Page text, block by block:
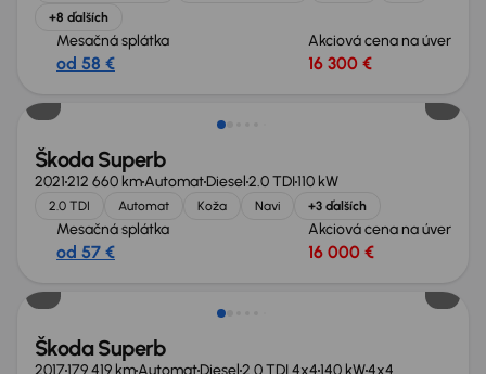
+8 ďalších
Mesačná splátka
od 58 €
Akciová cena na úver
16 300 €
Nové v ponuke
Škoda Superb
2021212 660 kmAutomatDiesel2.0 TDI110 kW
2.0 TDI Automat Koža Navi +3 ďalších
Mesačná splátka
od 57 €
Akciová cena na úver
16 000 €
Nové v ponuke
Škoda Superb
2017179 419 kmAutomatDiesel2.0 TDI 4x4140 kW4x4